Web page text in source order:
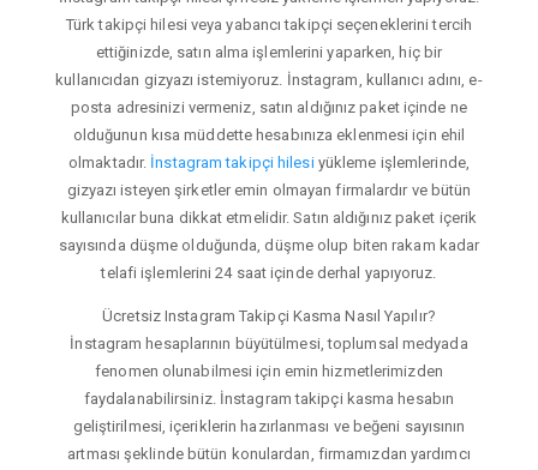
Türk takipçi hilesi veya yabancı takipçi seçeneklerini tercih
ettiğinizde, satın alma işlemlerini yaparken, hiç bir
kullanıcıdan gizyazı istemiyoruz. İnstagram, kullanıcı adını, e-
posta adresinizi vermeniz, satın aldığınız paket içinde ne
olduğunun kısa müddette hesabınıza eklenmesi için ehil
olmaktadır. İnstagram takipçi hilesiyükleme işlemlerinde,
gizyazı isteyen şirketler emin olmayan firmalardır ve bütün
kullanıcılar buna dikkat etmelidir. Satın aldığınız paket içerik
sayısında düşme olduğunda, düşme olup biten rakam kadar
telafi işlemlerini 24 saat içinde derhal yapıyoruz.
Ücretsiz Instagram Takipçi Kasma Nasıl Yapılır?
İnstagram hesaplarının büyütülmesi, toplumsal medyada
fenomen olunabilmesi için emin hizmetlerimizden
faydalanabilirsiniz. İnstagram takipçi kasma hesabın
geliştirilmesi, içeriklerin hazırlanması ve beğeni sayısının
artması şeklinde bütün konulardan, firmamızdan yardımcı